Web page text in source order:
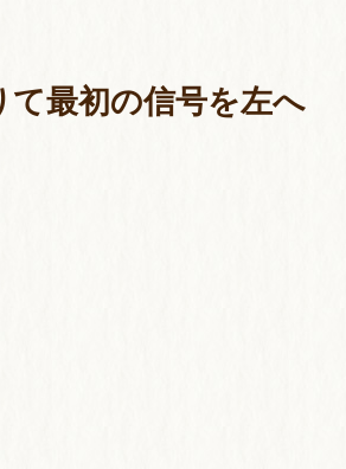
て最初の信号を左へ